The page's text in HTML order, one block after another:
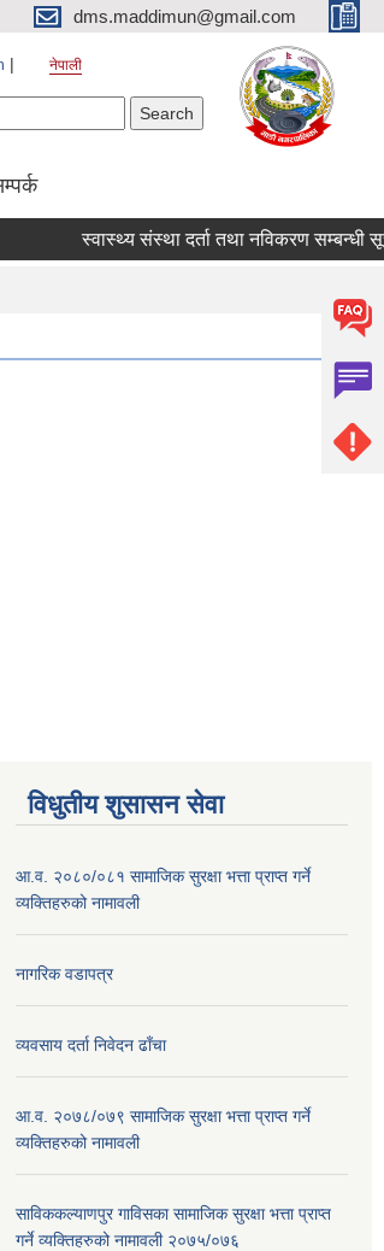
dms.maddimun@gmail.com
नेपाली
स्वास्थ्य संस्था दर्ता तथा नविकरण सम्बन्धी सूचना
विधुतीय शुसासन सेवा
आ.व. २०८०/०८१ सामाजिक सुरक्षा भत्ता प्राप्त गर्ने
व्यक्तिहरुको नामावली
नागरिक वडापत्र
व्यवसाय दर्ता निवेदन ढाँचा
आ.व. २०७८/०७९ सामाजिक सुरक्षा भत्ता प्राप्त गर्ने
व्यक्तिहरुको नामावली
साविककल्याणपुर गाविसका सामाजिक सुरक्षा भत्ता प्राप्त
गर्ने व्यक्तिहरुको नामावली २०७५/०७६